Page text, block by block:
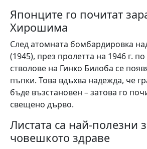
Японците го почитат
Хирошима
След атомната бомбардировка
(1945), през пролетта на 1946 г.
стволове на Гинко Билоба се
пъпки. Това вдъхва надежда, че
бъде възстановен – затова го
свещено дърво.
Листата са най-полезни
човешкото здраве